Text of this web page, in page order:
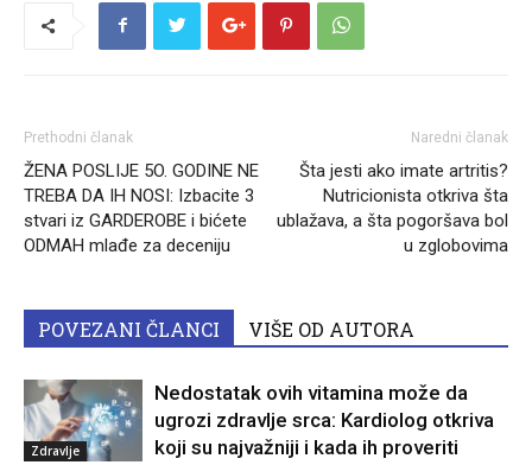
Prethodni članak
ŽENA POSLIJE 5O. GODINE NE
TREBA DA IH NOSI: Izbacite 3
stvari iz GARDEROBE i bićete
ODMAH mlađe za deceniju
Naredni članak
Šta jesti ako imate artritis?
Nutricionista otkriva šta
ublažava, a šta pogoršava bol
u zglobovima
POVEZANI ČLANCI VIŠE OD AUTORA
Zdravlje
Nedostatak ovih vitamina može da
ugrozi zdravlje srca: Kardiolog otkriva
koji su najvažniji i kada ih proveriti